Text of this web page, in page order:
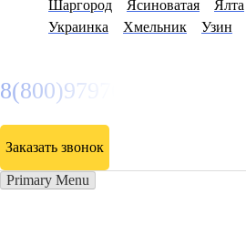
Шаргород
Ясиноватая Ялта
Украинка
Хмельник Узин
8(800)9797043
Заказать звонок
Primary Menu